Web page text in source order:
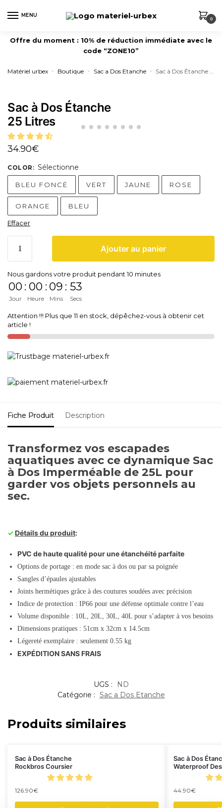
MENU
0
Offre du moment : 10% de réduction immédiate avec le
code “ZONE10”
Matériel urbex » Boutique » Sac a Dos Etanche » Sac à Dos Étanche 25 Litres
Sac à Dos Étanche
25 Litres
34.90€
COLOR : Sélectionne
BLEU FONCÉ VERT JAUNE ROSE
ORANGE BLEU
Effacer
Ajouter au panier
Nous gardons votre produit pendant 10 minutes
00
Jour
: 00
Heure
: 09
Mins
: 53
Secs
Attention !!! Plus que 11 en stock, dépêchez-vous à obtenir cet
article !
Fiche Produit Description
Transformez vos escapades
aquatiques avec ce dynamique Sac
à Dos Imperméable de 25L pour
garder vos objets personnels au
sec.
✓ Détails du produit:
PVC de haute qualité pour une étanchéité parfaite
Options de portage : en mode sac à dos ou par sa poignée
Sangles d’épaules ajustables
Joints hermétiques grâce à des coutures soudées avec précision
Indice de protection : IP66 pour une défense optimale contre l’eau
Volume disponible : 10L, 20L, 30L, 40L pour s’adapter à vos besoins
Dimensions pratiques : 51cm x 32cm x 14.5cm
Légereté exemplaire : seulement 0.55 kg
EXPÉDITION SANS FRAIS
UGS :
ND
Catégorie : Sac a Dos Etanche
Produits similaires
Sac à Dos Étanche
Rockbros Coursier
126.90€
Sac à Dos
Waterproof
44.90€